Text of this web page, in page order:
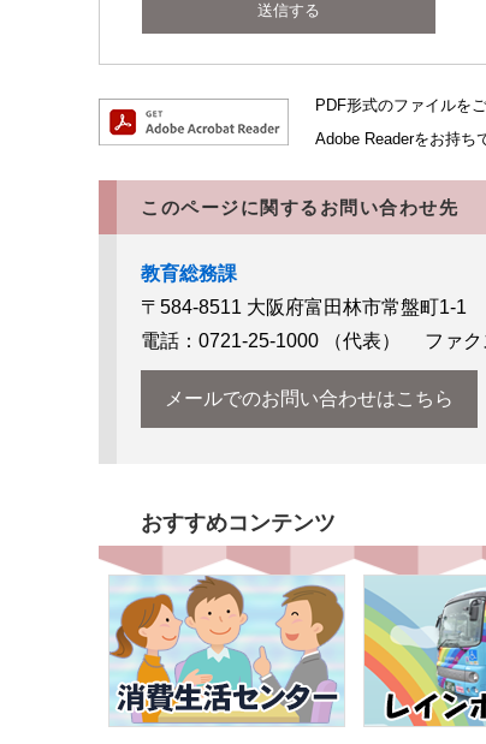
PDF形式のファイルを
Adobe Readerをお持ち
このページに関するお問い合わせ先
教育総務課
〒584-8511 大阪府富田林市常盤町1-1
電話：0721-25-1000
（代表） ファク
メールでのお問い合わせはこちら
おすすめコンテンツ